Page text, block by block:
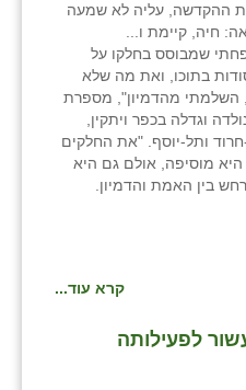
ההקדשה, עליה לא שמעה
חיה, קיימת ו...
שמבוסס בחלקו על
בתוכו, ואת מה שלא
השלמתי מהדמיון", מספרת
וגדלה בכפר ויתקין,
ותל-יוסף. "את החלקים
מוסיפה, אולם גם היא
בין האמת והדמיון.
קרא עוד...
לפעילותה